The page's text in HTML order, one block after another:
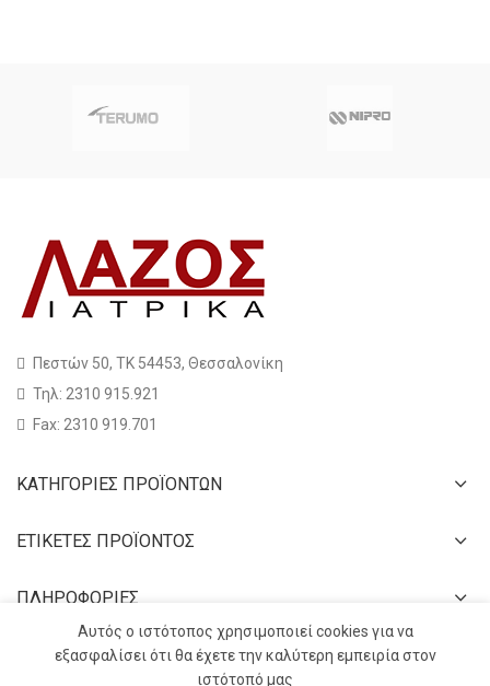
Πεστών 50, ΤΚ 54453, Θεσσαλονίκη
Τηλ: 2310 915.921
Fax: 2310 919.701
ΚΑΤΗΓΟΡΙΕΣ ΠΡΟΪΟΝΤΩΝ
ΕΤΙΚΕΤΕΣ ΠΡΟΪΟΝΤΟΣ
ΠΛΗΡΟΦΟΡΙΕΣ
Αυτός ο ιστότοπος χρησιμοποιεί cookies για να
εξασφαλίσει ότι θα έχετε την καλύτερη εμπειρία στον
ιστότοπό μας